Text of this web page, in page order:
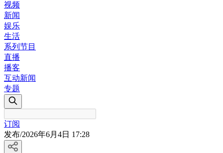
视频
新闻
娱乐
生活
系列节目
直播
播客
互动新闻
专题
订阅
发布/2026年6月4日 17:28